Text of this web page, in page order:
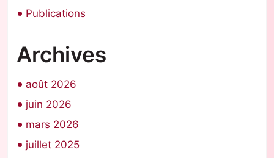
Publications
Archives
août 2026
juin 2026
mars 2026
juillet 2025